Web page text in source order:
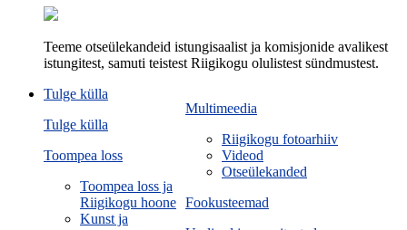
Teeme otseülekandeid istungisaalist ja komisjonide avalikest
istungitest, samuti teistest Riigikogu olulistest sündmustest.
Multimeedia
Riigikogu fotoarhiiv
Videod
Otseülekanded
Fookusteemad
Tulge külla
Tulge külla
Toompea loss
Toompea loss ja
Riigikogu hoone
Kunst ja